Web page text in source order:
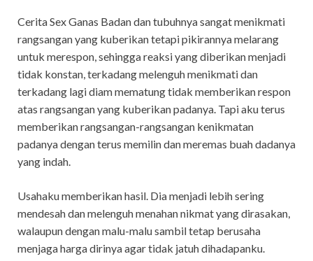
Cerita Sex Ganas Badan dan tubuhnya sangat menikmati
rangsangan yang kuberikan tetapi pikirannya melarang
untuk merespon, sehingga reaksi yang diberikan menjadi
tidak konstan, terkadang melenguh menikmati dan
terkadang lagi diam mematung tidak memberikan respon
atas rangsangan yang kuberikan padanya. Tapi aku terus
memberikan rangsangan-rangsangan kenikmatan
padanya dengan terus memilin dan meremas buah dadanya
yang indah.
Usahaku memberikan hasil. Dia menjadi lebih sering
mendesah dan melenguh menahan nikmat yang dirasakan,
walaupun dengan malu-malu sambil tetap berusaha
menjaga harga dirinya agar tidak jatuh dihadapanku.